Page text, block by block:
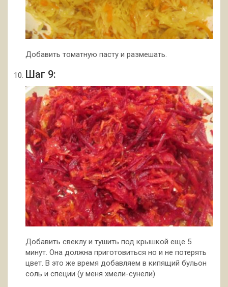
Добавить томатную пасту и размешать.
Шаг 9:
Добавить свеклу и тушить под крышкой еще 5
минут. Она должна приготовиться но и не потерять
цвет. В это же время добавляем в кипящий бульон
соль и специи (у меня хмели-сунели)